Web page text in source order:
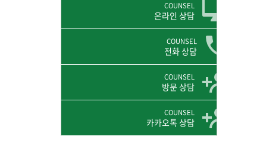
COUNSEL
온라인 상담
COUNSEL
전화 상담
COUNSEL
방문 상담
COUNSEL
카카오톡 상담